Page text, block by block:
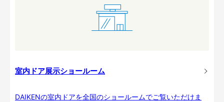
室内ドア展示ショールーム
DAIKENの室内ドアを全国のショールームでご覧いただけま